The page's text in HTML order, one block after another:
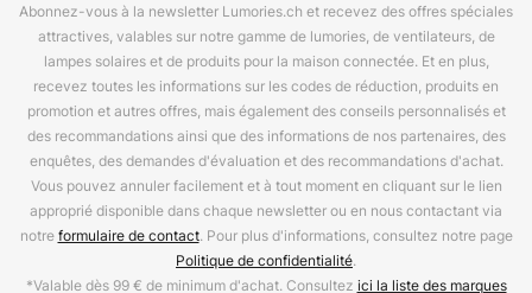
Abonnez-vous à la newsletter Lumories.ch et recevez des offres spéciales
attractives, valables sur notre gamme de lumories, de ventilateurs, de
lampes solaires et de produits pour la maison connectée. Et en plus,
recevez toutes les informations sur les codes de réduction, produits en
promotion et autres offres, mais également des conseils personnalisés et
des recommandations ainsi que des informations de nos partenaires, des
enquêtes, des demandes d'évaluation et des recommandations d'achat.
Vous pouvez annuler facilement et à tout moment en cliquant sur le lien
approprié disponible dans chaque newsletter ou en nous contactant via
notreformulaire de contact. Pour plus d'informations, consultez notre page
Politique de confidentialité.
*Valable dès 99 € de minimum d'achat. Consultez ici la liste des marques